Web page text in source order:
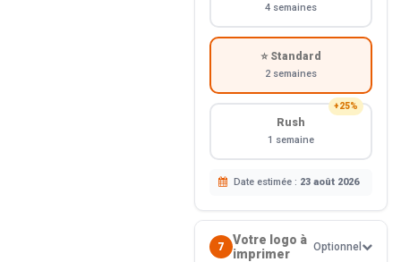
4 semaines
⭐ Standard
2 semaines
+25%
Rush
1 semaine
Date estimée : 23 août 2026
7
Votre logo à
imprimer
Optionnel